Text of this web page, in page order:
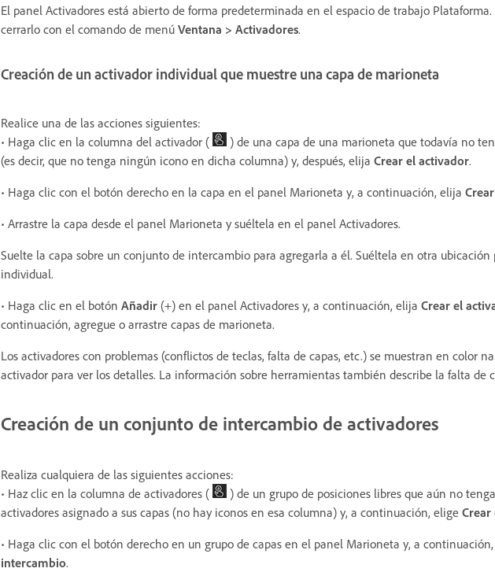
El panel Activadores está abierto de forma predeterminada en el espacio de trabajo
cerrarlo con el comando de menú Ventana > Activadores.
Creación de un activador individual que muestre una capa de marioneta
Realice una de las acciones siguientes:
• Haga clic en la columna del activador (
) de una capa de una marioneta que todavía no
(es decir, que no tenga ningún icono en dicha columna) y, después, elija Crear el activador.
• Haga clic con el botón derecho en la capa en el panel Marioneta y, a continuación, elija
• Arrastre la capa desde el panel Marioneta y suéltela en el panel Activadores.
Suelte la capa sobre un conjunto de intercambio para agregarla a él. Suéltela en otra
individual.
• Haga clic en el botón Añadir (+) en el panel Activadores y, a continuación, elija Crear el
continuación, agregue o arrastre capas de marioneta.
Los activadores con problemas (conflictos de teclas, falta de capas, etc.) se muestran en color
activador para ver los detalles. La información sobre herramientas también describe la falta de
Creación de un conjunto de intercambio de activadores
Realiza cualquiera de las siguientes acciones:
• Haz clic en la columna de activadores (
) de un grupo de posiciones libres que aún no
activadores asignado a sus capas (no hay iconos en esa columna) y, a continuación, elige
• Haga clic con el botón derecho en un grupo de capas en el panel Marioneta y, a
intercambio.